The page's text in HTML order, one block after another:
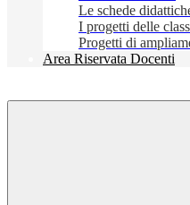
Le schede
I progetti delle
Progetti di
Area Riservata Docenti